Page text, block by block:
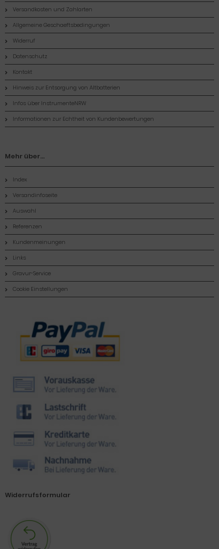
Versandkosten und Zahlarten
Allgemeine Geschaeftsbedingungen
Widerruf
Datenschutz
Kontakt
Hinweis zur Entsorgung von Altbatterien
Infos über InstrumenteNRW
Informationen zur Echtheit von Kundenbewertungen
Mehr über...
Index
Versandinfoseite
Auswahl
Referenzen
Kundenmeinungen
Links
Gravur-Service
Cookie Einstellungen
Zahlungsmethoden
Widerrufsformular